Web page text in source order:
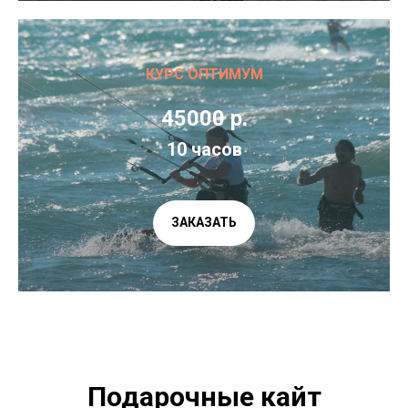
КУРС ОПТИМУМ
45000 р.
10 часов
ЗАКАЗАТЬ
Подарочные кайт